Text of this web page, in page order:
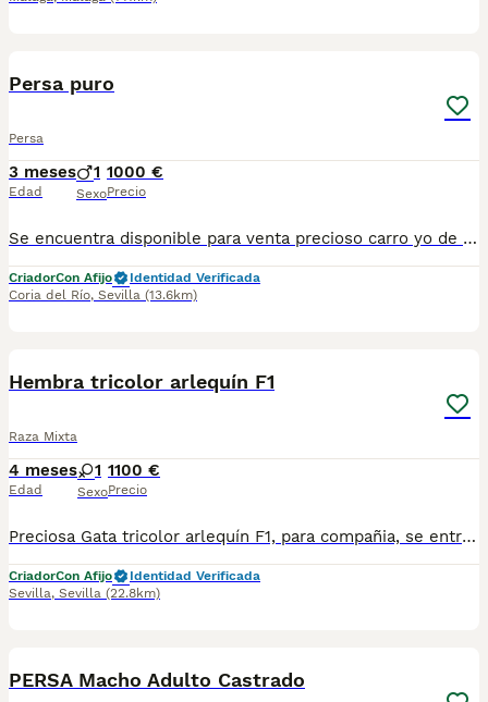
Persa puro
Persa
3 meses
Edad
1
Sexo
1000 €
Precio
Se encuentra disponible para venta precioso carro yo de tres meses de edad de Persa Puro de color blanco. Se entrega para compañía con sus vacunas al día, microchip, desparasitado y castrado. Criadora autorizada por la Junta de Andalucía con núcleo zoológico.
CriadorCon Afijo
Identidad Verificada
Coria del Río, Sevilla (13.6km)
Hembra tricolor arlequín F1
Raza Mixta
4 meses
Edad
1
Sexo
1100 €
Precio
Preciosa Gata tricolor arlequín F1, para compañia, se entrega vacunada y microchipada. Tlf contacto 669822995
CriadorCon Afijo
Identidad Verificada
Sevilla, Sevilla (22.8km)
PERSA Macho Adulto Castrado